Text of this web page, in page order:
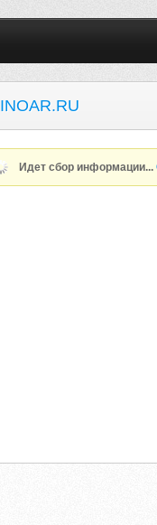
INOAR.RU
Идет сбор информации...